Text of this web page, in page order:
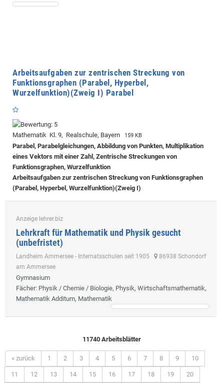
Arbeitsaufgaben zur zentrischen Streckung von
Funktionsgraphen (Parabel, Hyperbel,
Wurzelfunktion)(Zweig I) Parabel
Mathematik Kl. 9, Realschule, Bayern 159 KB
Parabel, Parabelgleichungen, Abbildung von Punkten, Multiplikation
eines Vektors mit einer Zahl, Zentrische Streckungen von
Funktionsgraphen, Wurzelfunktion
Arbeitsaufgaben zur zentrischen Streckung von Funktionsgraphen
(Parabel, Hyperbel, Wurzelfunktion)(Zweig I)
Anzeige lehrer.biz
Lehrkraft für Mathematik und Physik gesucht
(unbefristet)
Landheim Ammersee - Internatsschulen seit 1905
86938 Schondorf
am Ammersee
Gymnasium
Fächer: Physik / Chemie / Biologie, Physik, Wirtschaftsmathematik,
Mathematik Additum, Mathematik
11740 Arbeitsblätter
« zurück 1 2 3 4 5 6 7 8 9 10
11 12 13 14 15 16 17 18 19 20